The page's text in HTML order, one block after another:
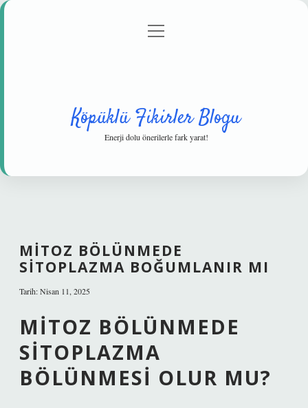
Gizlilik Politikası
menüyü
Köpüklü Fikirler Blogu
Enerji dolu önerilerle fark yarat!
MITOZ BÖLÜNMEDE
SITOPLAZMA BOĞUMLANIR MI
Tarih: Nisan 11, 2025
MITOZ BÖLÜNMEDE
SITOPLAZMA
BÖLÜNMESI OLUR MU?